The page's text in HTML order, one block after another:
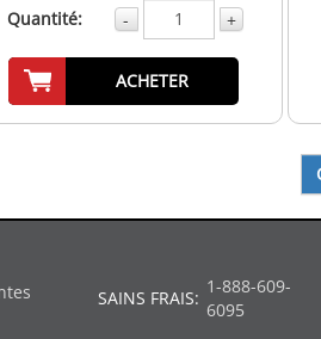
Quantité: - +
ACHETER
SAINS FRAIS:
1-888-609-
6095